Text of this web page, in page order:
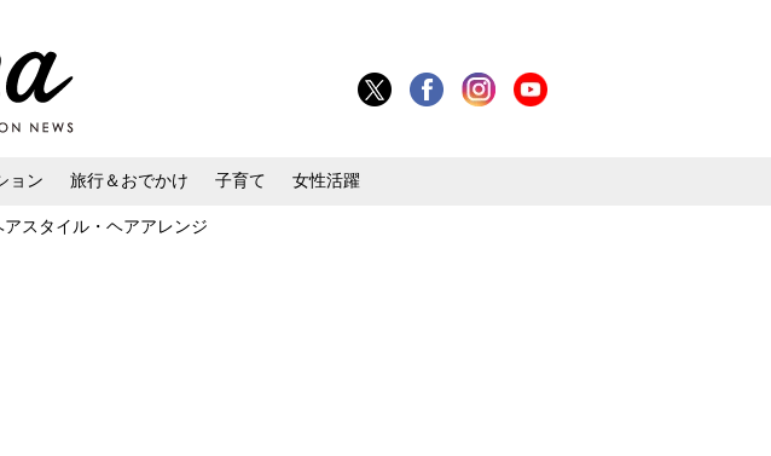
アスタイル・ヘアアレンジ
ョン 旅行＆おでかけ 子育て 女性活躍